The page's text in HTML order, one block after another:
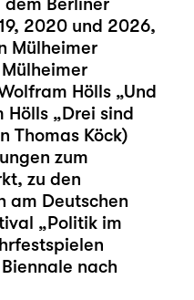
2020 und 2026,
Mülheimer
Hölls „Und
Hölls „Drei sind
Thomas Köck)
zum
zu den
am Deutschen
„Politik im
nach